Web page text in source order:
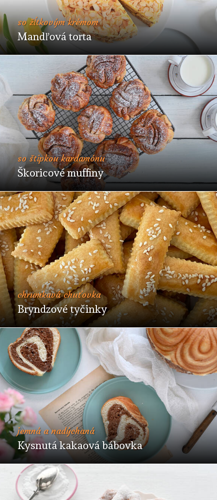
so žĺtkovým krémom
Mandľová torta
so štipkou kardamónu
Škoricové muffiny
chrumkavá chuťovka
Bryndzové tyčinky
jemná a nadýchaná
Kysnutá kakaová bábovka